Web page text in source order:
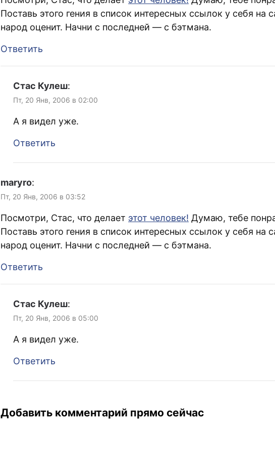
ers/piterpan/321490.html
http://www.livejournal.com/us
ers/piterpan/200657.html
Shader Tue Nov 2 2004
Поставь этого гения в список интересных ссылок у себя на
народ оценит. Начни с последней — с бэтмана.
Ответить
Стас Кулеш:
Пт, 20 Янв, 2006 в 02:00
А я видел уже.
Ответить
maryro:
Пт, 20 Янв, 2006 в 03:52
Посмотри, Стас, что делает этот человек! Думаю, тебе
Поставь этого гения в список интересных ссылок у себя на
народ оценит. Начни с последней — с бэтмана.
Ответить
Стас Кулеш:
Пт, 20 Янв, 2006 в 05:00
А я видел уже.
Ответить
Добавить комментарий прямо сейчас